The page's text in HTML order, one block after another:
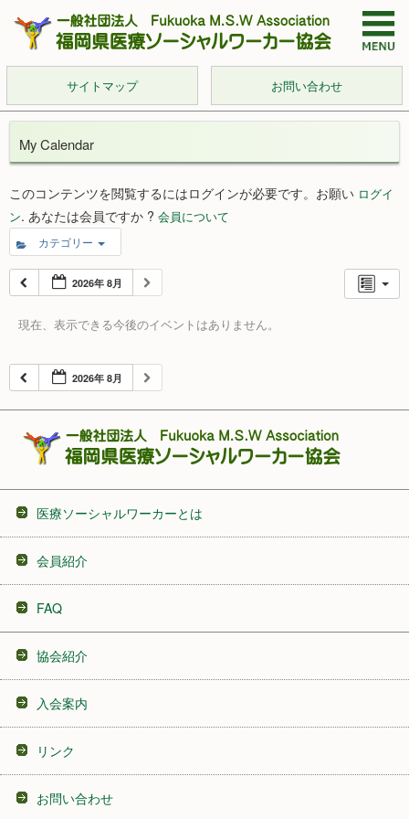
サイトマップ お問い合わせ
My Calendar
このコンテンツを閲覧するにはログインが必要です。お願い ログイ
ン. あなたは会員ですか ? 会員について
カテゴリー
2026年 8月
現在、表示できる今後のイベントはありません。
2026年 8月
医療ソーシャルワーカーとは
会員紹介
FAQ
協会紹介
入会案内
リンク
お問い合わせ